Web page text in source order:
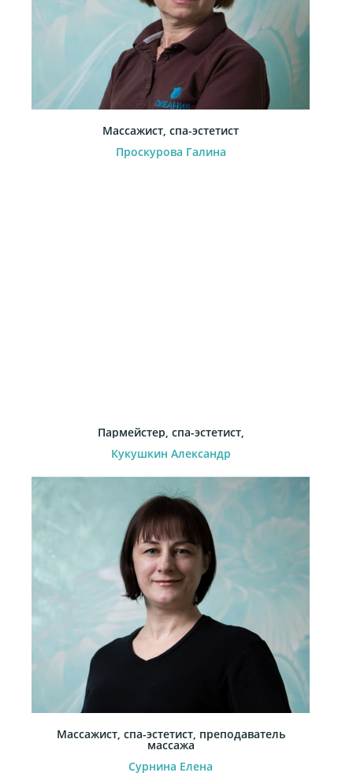
Массажист, спа-эстетист
Проскурова Галина
Пармейстер, спа-эстетист,
Кукушкин Александр
Массажист, спа-эстетист, преподаватель
массажа
Сурнина Елена